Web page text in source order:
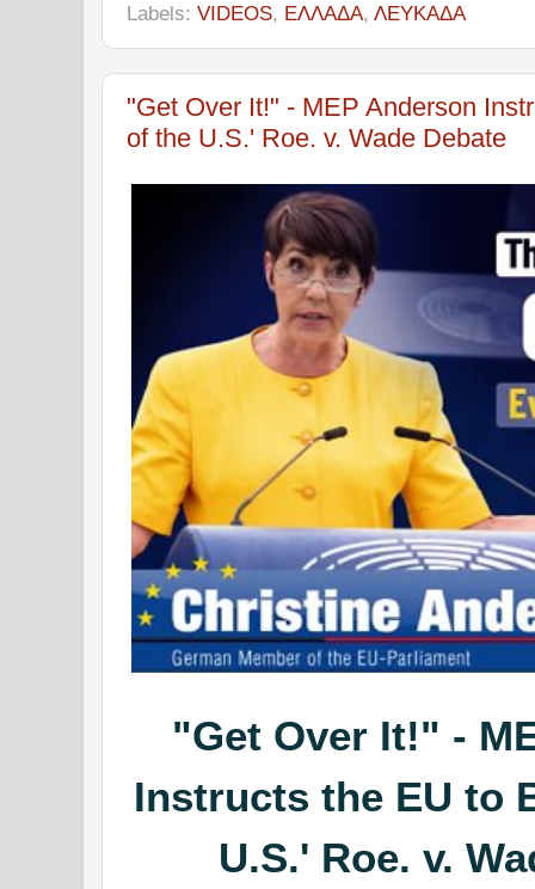
Labels: VIDEOS, ΕΛΛΑΔΑ, ΛΕΥΚΑΔΑ
"Get Over It!" - MEP Anderson
of the U.S.' Roe. v. Wade Debate
"Get Over It!" -
Instructs the EU to
U.S.' Roe. v.